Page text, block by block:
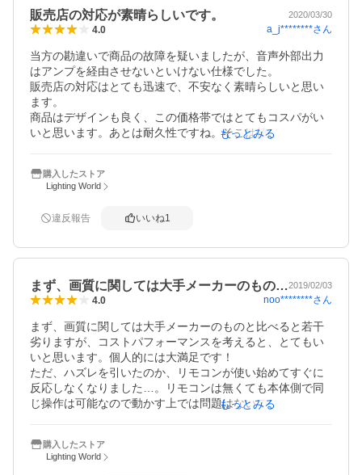
販売店の対応が素晴らしいです。 2020/03/30
4.0 a_j********さん
当方の勘違いで商品の故障を疑いましたが、音声外部出力
はアンプを経由させないといけない仕様でした。
販売店の対応はとても迅速で、不安なく素晴らしいと思い
ます。
商品はデザインも良く、この価格帯ではとてもコスパがい
いと思います。あとは耐久性ですね。そこは値段相応で覚
が、とてもいい買い物が出来たと思います。ありがとうご
ざいました。
もっとみる
購入したストア
Lighting World
違反報告 いいね1
まず、画質に関しては大手メーカーのもの…2019/02/03
4.0 noo********さん
まず、画質に関しては大手メーカーのものと比べると若干
劣りますが、コストパフォーマンスを考えると、とてもい
いと思います。個人的には大満足です！
ただ、ハズレを引いたのか、リモコンが使い始めてすぐに
反応しなくなりました…。リモコンは無くても本体側で同
じ操作は可能なので動かす上では問題はないです。
もっとみる
購入したストア
Lighting World